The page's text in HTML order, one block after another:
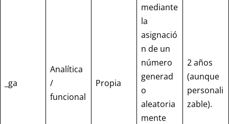
_ga
Analítica
/
funcional
Propia
mediante
la
asignació
n de un
número
generad
o
aleatoria
mente
2 años
(aunque
personali
zable).